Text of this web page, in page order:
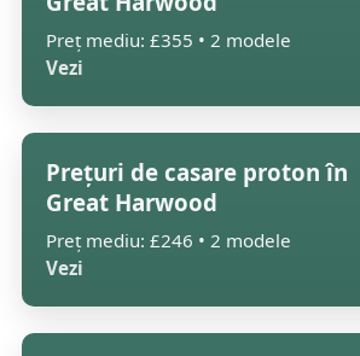
Preț mediu: £355 • 2 modele
Vezi
Prețuri de casare proton în
Great Harwood
Preț mediu: £246 • 2 modele
Vezi